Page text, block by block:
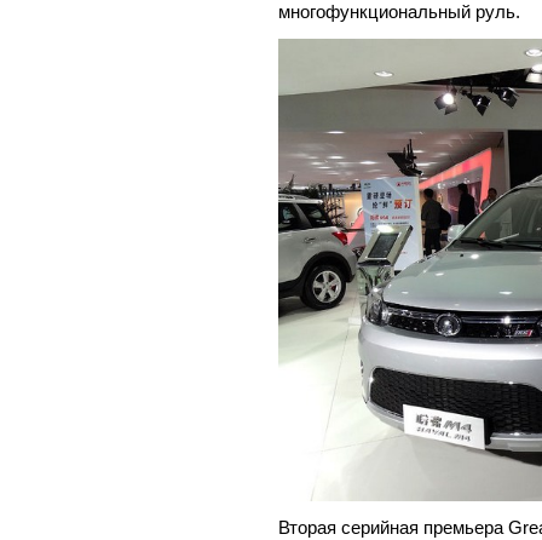
многофункциональный руль.
Вторая серийная премьера